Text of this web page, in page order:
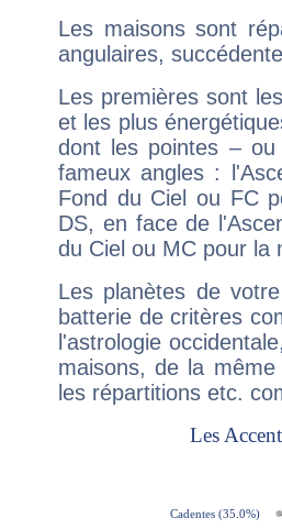
Les maisons sont
angulaires,
Les premières sont
et les plus
dont les pointes –
fameux angles :
Fond du Ciel ou FC
DS, en face de
du Ciel ou MC pour la
Les planètes de
batterie de critères
l'astrologie
maisons, de la
les répartitions etc.